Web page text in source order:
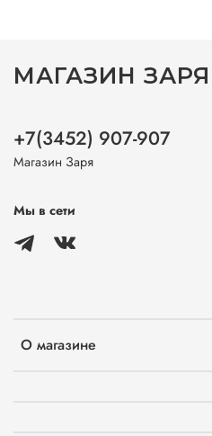
О магазине
МАГАЗИН ЗАРЯ
+7(3452) 907-907
Магазин Заря
Мы в сети